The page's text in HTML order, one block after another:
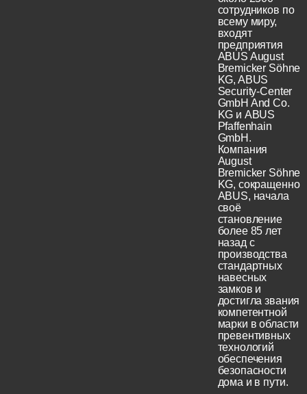
сотрудников по
всему миру,
входят
предприятия
ABUS August
Bremicker Söhne
KG, ABUS
Security-Center
GmbH And Co.
KG и ABUS
Pfaffenhain
GmbH.
Компания
August
Bremicker Söhne
KG, сокращенно
ABUS, начала
своё
становление
более 85 лет
назад с
производства
стандартных
навесных
замков и
достигла звания
компетентной
марки в области
превентивных
технологий
обеспечения
безопасности
дома и в пути.